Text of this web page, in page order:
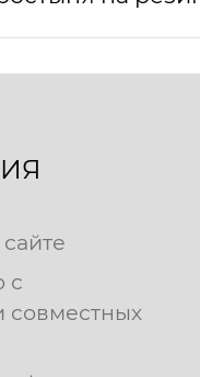
с
совместных